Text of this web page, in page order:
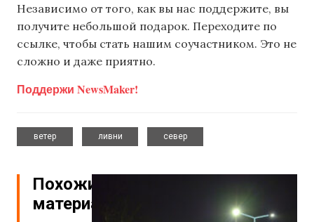
Независимо от того, как вы нас поддержите, вы
получите небольшой подарок. Переходите по
ссылке, чтобы стать нашим соучастником. Это не
сложно и даже приятно.
Поддержи NewsMaker!
ветер
ливни
север
Похожие
материалы